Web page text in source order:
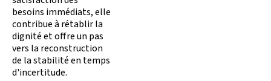
besoins immédiats, elle
contribue à rétablir la
dignité et offre un pas
vers la reconstruction
de la stabilité en temps
d'incertitude.